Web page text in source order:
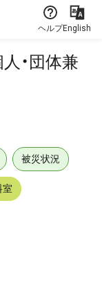
ヘルプEnglish
・団体兼
被災状況